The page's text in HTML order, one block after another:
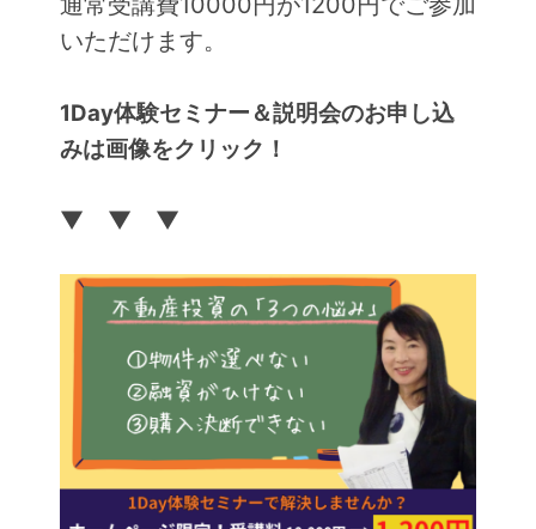
いただけます。
1Day体験セミナー＆説明会のお申し込
みは画像をクリック！
▼ ▼ ▼